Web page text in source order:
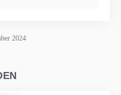
2024